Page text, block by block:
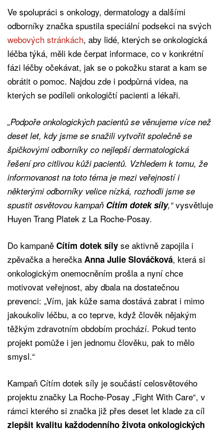
Ve spolupráci s onkology, dermatology a dalšími
odborníky značka spustila speciální podsekci na svých
webových stránkách, aby lidé, kterých se onkologická
léčba týká, měli kde čerpat informace, co v konkrétní
fázi léčby očekávat, jak se o pokožku starat a kam se
obrátit o pomoc. Najdou zde i podpůrná videa, na
kterých se podíleli onkologičtí pacienti a lékaři.
„Podpoře onkologických pacientů se věnujeme více než
deset let, kdy jsme se snažili vytvořit společně se
špičkovými odborníky co nejlepší dermatologická
řešení pro citlivou kůži pacientů. Vzhledem k tomu, že
informovanost na toto téma je mezi veřejností i
některými odborníky velice nízká, rozhodli jsme se
spustit osvětovou kampaň Cítím dotek síly,“vysvětluje
Huyen Trang Platek z La Roche-Posay.
Do kampaně Cítím dotek síly se aktivně zapojila i
zpěvačka a herečka Anna Julie Slováčková, která si
onkologickým onemocněním prošla a nyní chce
motivovat veřejnost, aby dbala na dostatečnou
prevenci: „Vím, jak kůže sama dostává zabrat i mimo
jakoukoliv léčbu, a co teprve, když člověk nějakým
těžkým zdravotním obdobím prochází. Pokud tento
projekt pomůže i jen jednomu člověku, pak to mělo
smysl.“
Kampaň Cítím dotek síly je součástí celosvětového
projektu značky La Roche-Posay „Fight With Care“, v
rámci kterého si značka již přes deset let klade za cíl
zlepšit kvalitu každodenního života onkologických